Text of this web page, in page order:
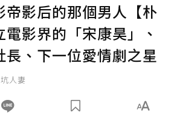
帝影后的那個男人【朴
影界的「宋康昊」、
長、下一位愛情劇之星
人妻